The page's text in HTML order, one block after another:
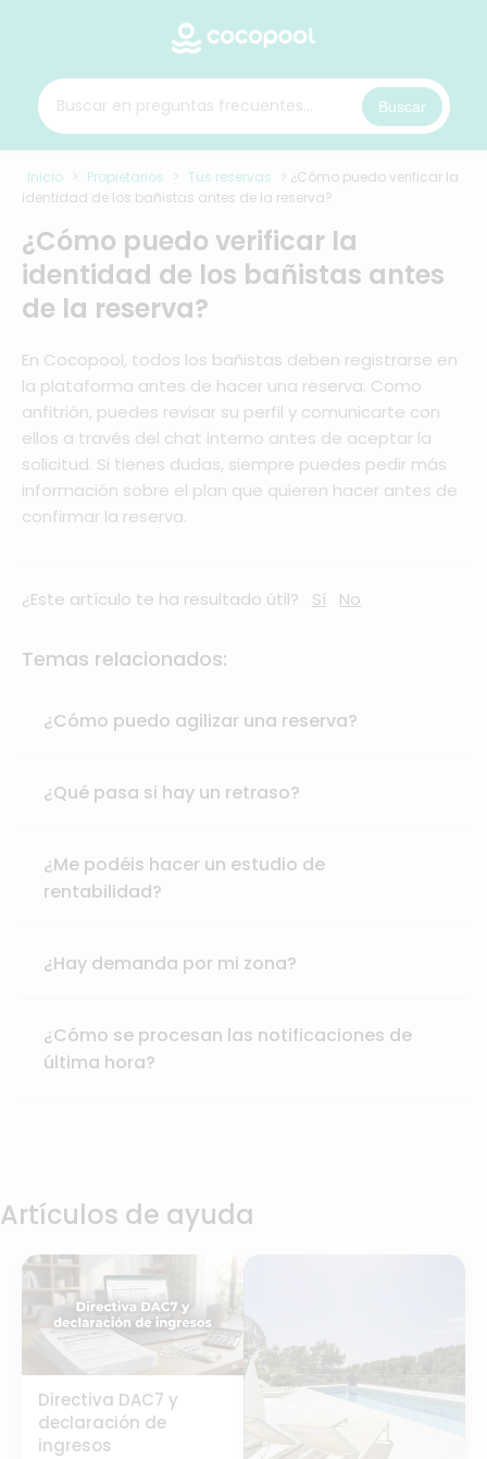
Buscar
Inicio > Propietarios > Tus reservas > ¿Cómo puedo verificar la
identidad de los bañistas antes de la reserva?
¿Cómo puedo verificar la
identidad de los bañistas antes
de la reserva?
En Cocopool, todos los bañistas deben registrarse en
la plataforma antes de hacer una reserva. Como
anfitrión, puedes revisar su perfil y comunicarte con
ellos a través del chat interno antes de aceptar la
solicitud. Si tienes dudas, siempre puedes pedir más
información sobre el plan que quieren hacer antes de
confirmar la reserva.
¿Este artículo te ha resultado útil? Sí No
Temas relacionados:
¿Cómo puedo agilizar una reserva?
¿Qué pasa si hay un retraso?
¿Me podéis hacer un estudio de
rentabilidad?
¿Hay demanda por mi zona?
¿Cómo se procesan las notificaciones de
última hora?
Artículos de ayuda
Directiva DAC7 y
declaración de
ingresos